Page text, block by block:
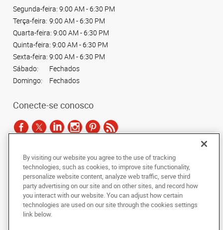
Segunda-feira: 9:00 AM - 6:30 PM
Terça-feira: 9:00 AM - 6:30 PM
Quarta-feira: 9:00 AM - 6:30 PM
Quinta-feira: 9:00 AM - 6:30 PM
Sexta-feira: 9:00 AM - 6:30 PM
Sábado:
Fechados
Domingo:
Fechados
Conecte-se conosco
Copyright © 2024 AlphaGraphics Printshops do Brasil. Todos os direitos
reservados.
De acordo com as leis de direitos autorais, esta documentação não pode ser
copiada, fotocopiada, reproduzida, traduzida ou reduzida a qualquer meio
eletrônico ou forma legível por máquina, no todo ou em parte, sem o
consentimento prévio por escrito da AlphaGraphics Brasil.
By visiting our website you agree to the use of tracking
technologies, such as cookies, to improve site functionality,
personalize website content, analyze web traffic, serve third
party advertising on our site and on other sites, and record how
you interact with our website. You can adjust how certain
technologies are used on our site through the cookies settings
link below.